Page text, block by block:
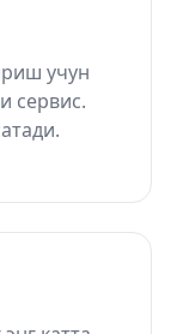
учун
сервис.